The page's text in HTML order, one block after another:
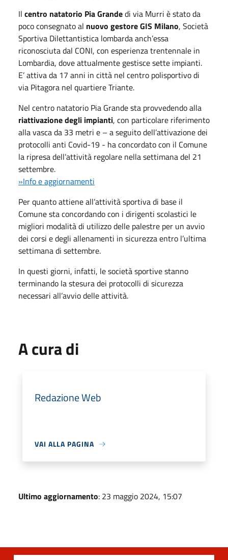
Il centro natatorio Pia Grandedi via Murri è stato da
poco consegnato al nuovo gestore GIS Milano, Società
Sportiva Dilettantistica lombarda anch’essa
riconosciuta dal CONI, con esperienza trentennale in
Lombardia, dove attualmente gestisce sette impianti.
E’ attiva da 17 anni in città nel centro polisportivo di
via Pitagora nel quartiere Triante.
Nel centro natatorio Pia Grande sta provvedendo alla
riattivazione degli impianti, con particolare riferimento
alla vasca da 33 metri e – a seguito dell’attivazione dei
protocolli anti Covid-19 - ha concordato con il Comune
la ripresa dell’attività regolare nella settimana del 21
settembre.
»Info e aggiornamenti
Per quanto attiene all’attività sportiva di base il
Comune sta concordando con i dirigenti scolastici le
migliori modalità di utilizzo delle palestre per un avvio
dei corsi e degli allenamenti in sicurezza entro l’ultima
settimana di settembre.
In questi giorni, infatti, le società sportive stanno
terminando la stesura dei protocolli di sicurezza
necessari all’avvio delle attività.
A cura di
Redazione Web
VAI ALLA PAGINA
Ultimo aggiornamento: 23 maggio 2024, 15:07